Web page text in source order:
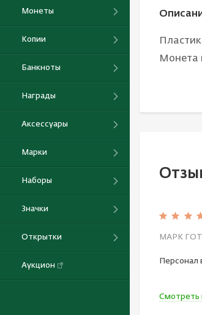
Монеты
Копии
Банкноты
Награды
Аксессуары
Марки
Наборы
Значки
Открытки
Аукцион
Монета
МАРК
Персонал
Смотреть